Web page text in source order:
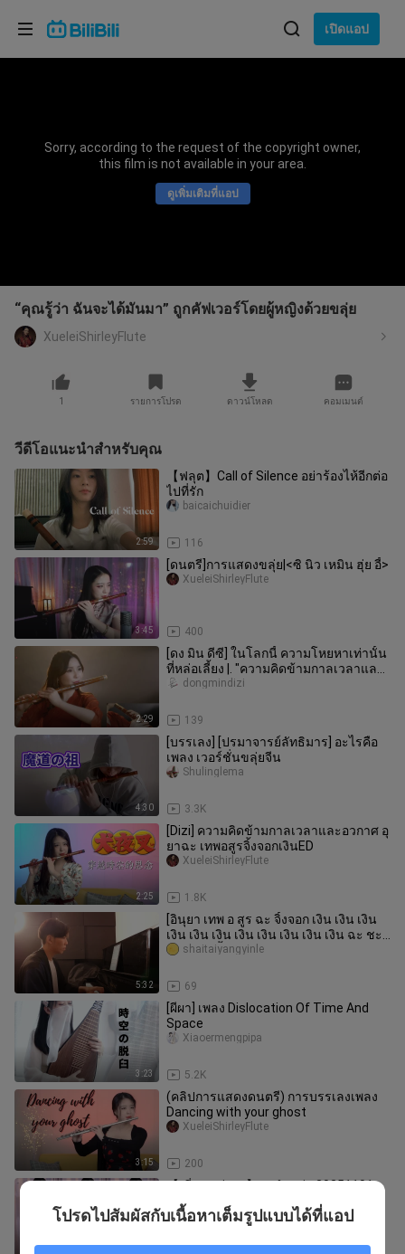
เปิดแอป
Sorry, according to the request of the copyright owner,
this film is not available in your area.
ดูเพิ่มเติมที่แอป
“คุณรู้ว่า ฉันจะได้มันมา” ถูกคัฟเวอร์โดยผู้หญิงด้วยขลุ่ย
XueleiShirleyFlute
1 รายการโปรด ดาวน์โหลด คอมเมนต์
วีดีโอแนะนำสำหรับคุณ
2:59
【ฟลุต】Call of Silence อย่าร้องไห้อีกต่อ
ไปที่รัก
116
baicaichuidier
3:45
[ดนตรี]การแสดงขลุ่ย|<ซิ นิว เหมิน ฮุ่ย อี้>
400
XueleiShirleyFlute
2:29
[ดง มิน ดีซี] ในโลกนี้ ความโหยหาเท่านั้น
ที่หล่อเลี้ยง |. "ความคิดข้ามกาลเวลาและ
อวกาศ" ไอุยาฉะเทพอสูร
139
dongmindizi
4:30
[บรรเลง] [ปรมาจารย์ลัทธิมาร] อะไรคือ
เพลง เวอร์ชั่นขลุ่ยจีน
3.3K
Shulinglema
2:25
[Dizi] ความคิดข้ามกาลเวลาและอวกาศ อุ
ยาฉะ เทพอสูรจิ้งจอกเงินED
1.8K
XueleiShirleyFlute
5:32
[อินุยา เทพ อ สูร ฉะ จิ้งจอก เงิน เงิน เงิน
เงิน เงิน เงิน เงิน เงิน เงิน เงิน เงิน ฉะ ชะ
เทพ อสูร จิ้งจอก เงิน เงิน เงิน เงิน เงิน เงิน
ใช้นี้เป็นส่วนตั
69
shaitaiyangyinle
3:23
[ผีผา] เพลง Dislocation Of Time And
Space
5.2K
Xiaoermengpipa
3:15
(คลิปการแสดงดนตรี) การบรรเลงเพลง
Dancing with your ghost
200
XueleiShirleyFlute
【เสี่ยวเยว่กวง】ระบำขลุ่ย 20251101
โปรดไปสัมผัสกับเนื้อหาเต็มรูปแบบได้ที่แอป
เลือกภาษา